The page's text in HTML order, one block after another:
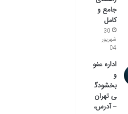
جامع و
کامل
30
شهریور
04
اداره عفو
و
بخشودگ
ی تهران
– آدرس،